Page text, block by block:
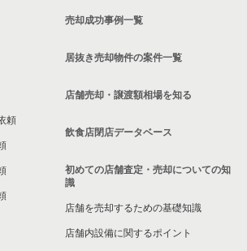
頼
売却成功事例一覧
居抜き売却物件の案件一覧
店舗売却・譲渡額相場を知る
飲食店閉店データベース
初めての店舗査定・売却についての知
識
店舗を売却するための基礎知識
店舗内設備に関するポイント